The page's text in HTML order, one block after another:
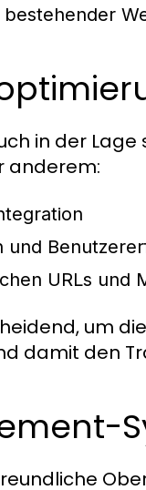
in der
anderem:
und
URLs und
um
damit den